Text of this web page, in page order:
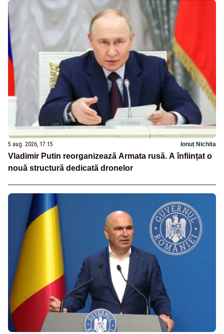
5 aug. 2026, 17:15 Ionuț Nichita
Vladimir Putin reorganizează Armata rusă. A înființat o
nouă structură dedicată dronelor